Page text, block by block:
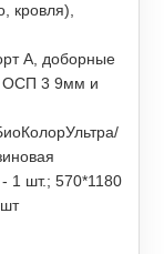
кровля),
А, доборные
ОСП 3 9мм и
1 шт.; 570*1180